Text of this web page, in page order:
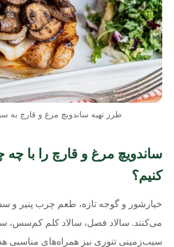
طرز تهیه ساندویچ مرغ و قارچ به
ساندویچ مرغ و قارچ را با
کنیم؟
خیارشور و گوجه تازه، طعم چرب پنیر و
می‌کنند. سالاد فصل، سالاد کلم کم‌سس،
سیب‌زمینی تنوری نیز همراه‌های مناسبی